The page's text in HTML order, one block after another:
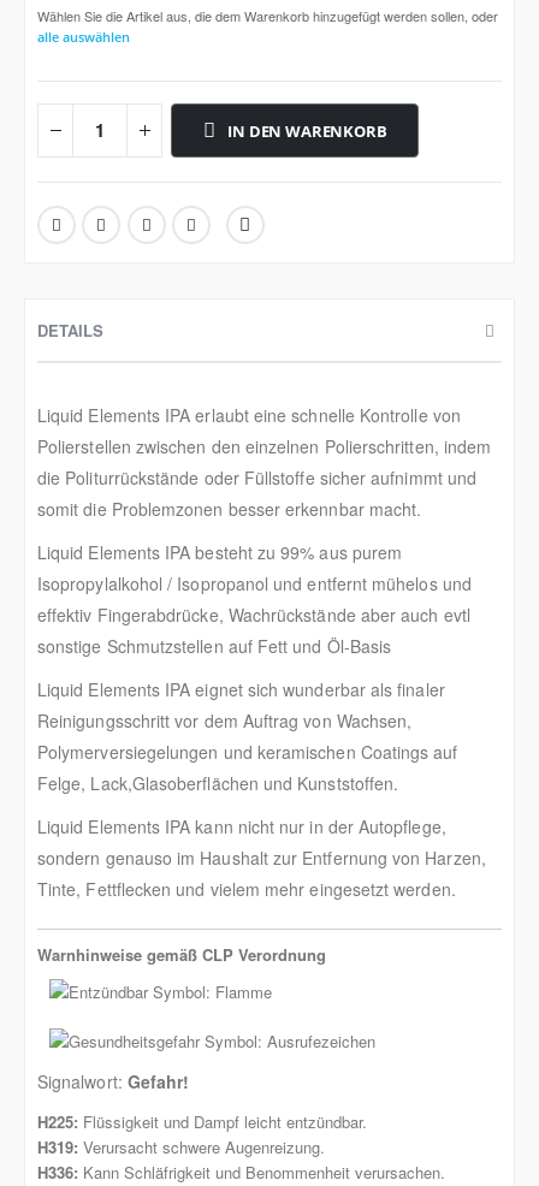
Wählen Sie die Artikel aus, die dem Warenkorb hinzugefügt werden sollen, oder
alle auswählen
IN DEN WARENKORB
DETAILS
Liquid Elements IPA erlaubt eine schnelle Kontrolle von
Polierstellen zwischen den einzelnen Polierschritten, indem
die Politurrückstände oder Füllstoffe sicher aufnimmt und
somit die Problemzonen besser erkennbar macht.
Liquid Elements IPA besteht zu 99% aus purem
Isopropylalkohol / Isopropanol und entfernt mühelos und
effektiv Fingerabdrücke, Wachrückstände aber auch evtl
sonstige Schmutzstellen auf Fett und Öl-Basis
Liquid Elements IPA eignet sich wunderbar als finaler
Reinigungsschritt vor dem Auftrag von Wachsen,
Polymerversiegelungen und keramischen Coatings auf
Felge, Lack,Glasoberflächen und Kunststoffen.
Liquid Elements IPA kann nicht nur in der Autopflege,
sondern genauso im Haushalt zur Entfernung von Harzen,
Tinte, Fettflecken und vielem mehr eingesetzt werden.
Warnhinweise gemäß CLP Verordnung
Signalwort: Gefahr!
H225: Flüssigkeit und Dampf leicht entzündbar.
H319: Verursacht schwere Augenreizung.
H336: Kann Schläfrigkeit und Benommenheit verursachen.